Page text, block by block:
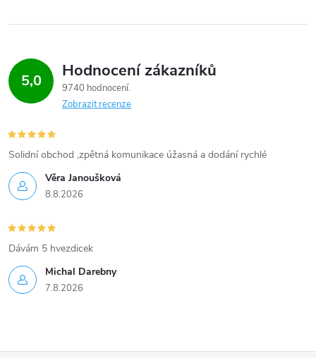
5,0 Hodnocení zákazníků
9740 hodnocení
Zobrazit recenze
Věra Janoušková
8.8.2026
Solidní obchod ,zpětná komunikace úžasná a dodání rychlé
Michal Darebny
7.8.2026
Dávám 5 hvezdicek